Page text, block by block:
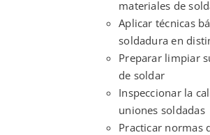
materiales de
Aplicar técnicas
soldadura en
Preparar limpiar
de soldar
Inspeccionar la
uniones soldadas
Practicar normas